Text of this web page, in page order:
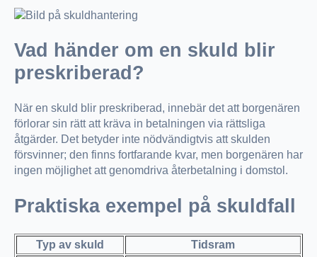
Vad händer om en skuld blir
preskriberad?
När en skuld blir preskriberad, innebär det att borgenären
förlorar sin rätt att kräva in betalningen via rättsliga
åtgärder. Det betyder inte nödvändigtvis att skulden
försvinner; den finns fortfarande kvar, men borgenären har
ingen möjlighet att genomdriva återbetalning i domstol.
Praktiska exempel på skuldfall
Typ av skuld
Tidsram